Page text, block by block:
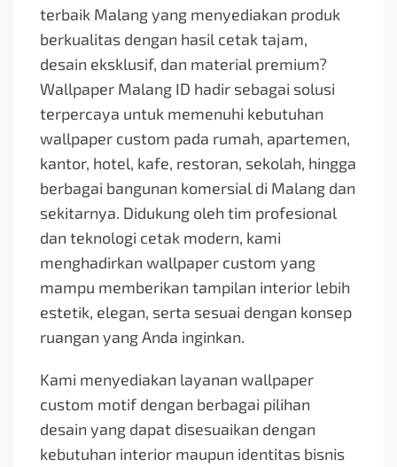
terbaik Malang yang menyediakan produk
berkualitas dengan hasil cetak tajam,
desain eksklusif, dan material premium?
Wallpaper Malang ID hadir sebagai solusi
terpercaya untuk memenuhi kebutuhan
wallpaper custom pada rumah, apartemen,
kantor, hotel, kafe, restoran, sekolah, hingga
berbagai bangunan komersial di Malang dan
sekitarnya. Didukung oleh tim profesional
dan teknologi cetak modern, kami
menghadirkan wallpaper custom yang
mampu memberikan tampilan interior lebih
estetik, elegan, serta sesuai dengan konsep
ruangan yang Anda inginkan.
Kami menyediakan layanan wallpaper
custom motif dengan berbagai pilihan
desain yang dapat disesuaikan dengan
kebutuhan interior maupun identitas bisnis